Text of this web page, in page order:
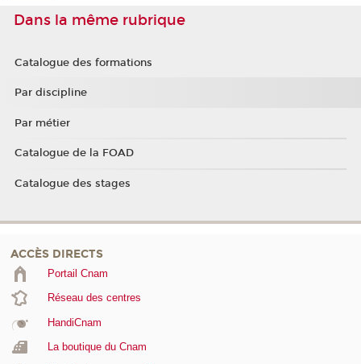
Dans la même rubrique
Catalogue des formations
Par discipline
Par métier
Catalogue de la FOAD
Catalogue des stages
ACCÈS DIRECTS
Portail Cnam
Réseau des centres
HandiCnam
La boutique du Cnam